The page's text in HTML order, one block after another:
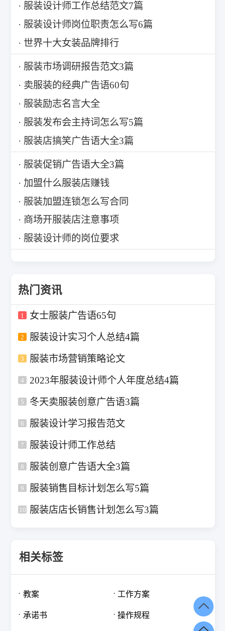
服装设计师工作总结范文7篇
服装设计师岗位职责怎么写6篇
世界十大女装品牌排行
服装市场调研报告范文3篇
卖服装的经典广告语60句
服装励志名言大全
服装发布会主持词怎么写5篇
服装店搞笑广告语大全3篇
服装促销广告语大全3篇
加盟什么服装店赚钱
服装加盟连锁怎么写合同
商场开服装店注意事项
服装设计师的岗位要求
热门资讯
1 女士服装广告语65句
2 服装设计实习个人总结4篇
3 服装市场营销策略论文
4 2023年服装设计师个人年度总结4篇
5 冬天卖服装创意广告语3篇
6 服装设计学习报告范文
7 服装设计师工作总结
8 服装创意广告语大全3篇
9 服装销售目标计划怎么写5篇
10 服装店店长销售计划怎么写3篇
相关标签
教案 工作方案
承诺书 操作规程